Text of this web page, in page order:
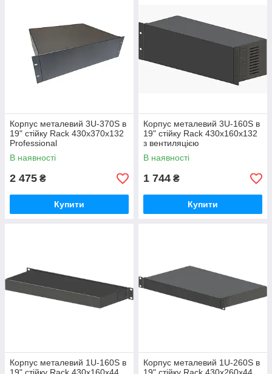
Корпус металевий 3U-370S в
19" стійку Rack 430х370х132
Professional
В наявності
2 475 ₴
Купити
Корпус металевий 3U-160S в
19" стійку Rack 430х160х132
з вентиляцією
В наявності
1 744 ₴
Купити
Корпус металевий 1U-160S в
Корпус металевий 1U-260S в